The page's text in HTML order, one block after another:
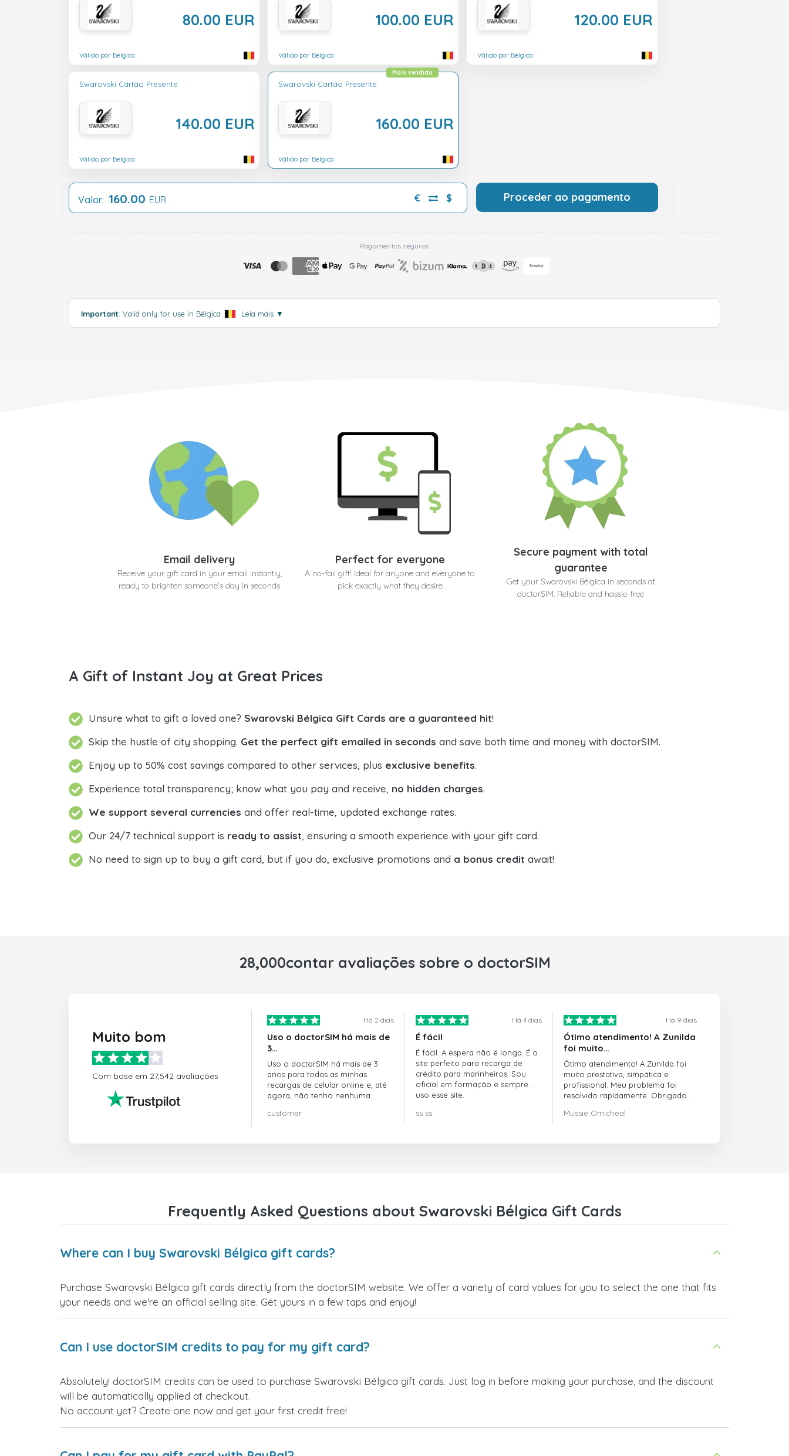
80.00 EUR
Válido por Bélgica
100.00 EUR
Válido por Bélgica
120.00 EUR
Válido por Bélgica
Swarovski Cartão Presente
140.00 EUR
Válido por Bélgica
Swarovski Cartão Presente
160.00 EUR
Mais vendido
Válido por Bélgica
Valor: 160.00 EUR € $ Proceder ao pagamento
Pagamentos seguros
Important: Valid only for use in Bélgica Leia mais ▼
Email delivery
Receive your gift card in your email instantly,
ready to brighten someone's day in seconds
Perfect for everyone
A no-fail gift! Ideal for anyone and everyone to
pick exactly what they desire
Secure payment with total
guarantee
Get your Swarovski Bélgica in seconds at
doctorSIM. Reliable and hassle-free
A Gift of Instant Joy at Great Prices
Unsure what to gift a loved one? Swarovski Bélgica Gift Cards are a guaranteed hit!
Skip the hustle of city shopping. Get the perfect gift emailed in seconds and save both time and money with doctorSIM.
Enjoy up to 50% cost savings compared to other services, plus exclusive benefits.
Experience total transparency; know what you pay and receive, no hidden charges.
We support several currencies and offer real-time, updated exchange rates.
Our 24/7 technical support is ready to assist, ensuring a smooth experience with your gift card.
No need to sign up to buy a gift card, but if you do, exclusive promotions and a bonus credit await!
28,000contar avaliações sobre o doctorSIM
Muito bom
Com base em 27,542 avaliações
Há 2 dias
Uso o doctorSIM há mais de
3…
Uso o doctorSIM há mais de 3
anos para todas as minhas
recargas de celular online e, até
agora, não tenho nenhuma
customer
Há 4 dias
É fácil
É fácil. A espera não é longa. É o
site perfeito para recarga de
crédito para marinheiros. Sou
oficial em formação e sempre
uso esse site.
ss ss
Há 9 dias
Ótimo atendimento! A Zunilda
foi muito…
Ótimo atendimento! A Zunilda foi
muito prestativa, simpática e
profissional. Meu problema foi
resolvido rapidamente. Obrigado
Mussie Omicheal
Frequently Asked Questions about Swarovski Bélgica Gift Cards
Where can I buy Swarovski Bélgica gift cards?
Purchase Swarovski Bélgica gift cards directly from the doctorSIM website. We offer a variety of card values for you to select the one that fits
your needs and we're an official selling site. Get yours in a few taps and enjoy!
Can I use doctorSIM credits to pay for my gift card?
Absolutely! doctorSIM credits can be used to purchase Swarovski Bélgica gift cards. Just log in before making your purchase, and the discount
will be automatically applied at checkout.
No account yet? Create one now and get your first credit free!